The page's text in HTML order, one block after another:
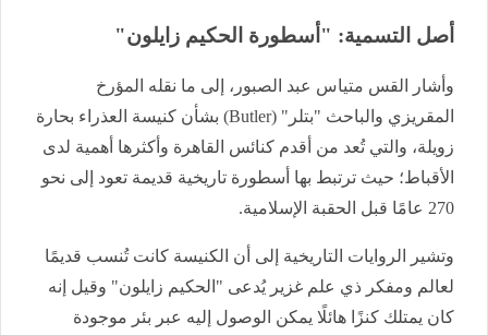
أصل التسمية: "أسطورة الحكيم زايلون"
وأشار القس متياس عبد الصبور، إلى ما نقله المؤرخ
المقريزي والباحث "بتلر" (Butler) بشأن كنيسة العذراء بحارة
زويلة، والتي تُعد من أقدم كنائس القاهرة وأكثرها أهمية لدى
الأقباط؛ حيث ترتبط بها أسطورة تاريخية قديمة تعود إلى نحو
270 عامًا قبل الحقبة الإسلامية.
وتشير الروايات التاريخية إلى أن الكنيسة كانت تُنسب قديمًا
لعالم ومفكر ذي علم غزير يُدعى "الحكيم زايلون" وقيل إنه
كان يمتلك كنزًا هائلًا يمكن الوصول إليه عبر بئر موجودة